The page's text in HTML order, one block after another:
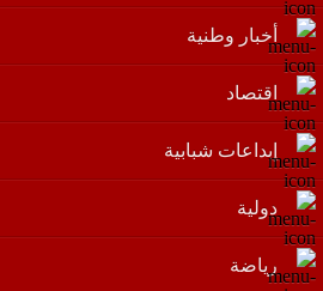
أخبار وطنية
اقتصاد
إبداعات شبابية
دولية
رياضة